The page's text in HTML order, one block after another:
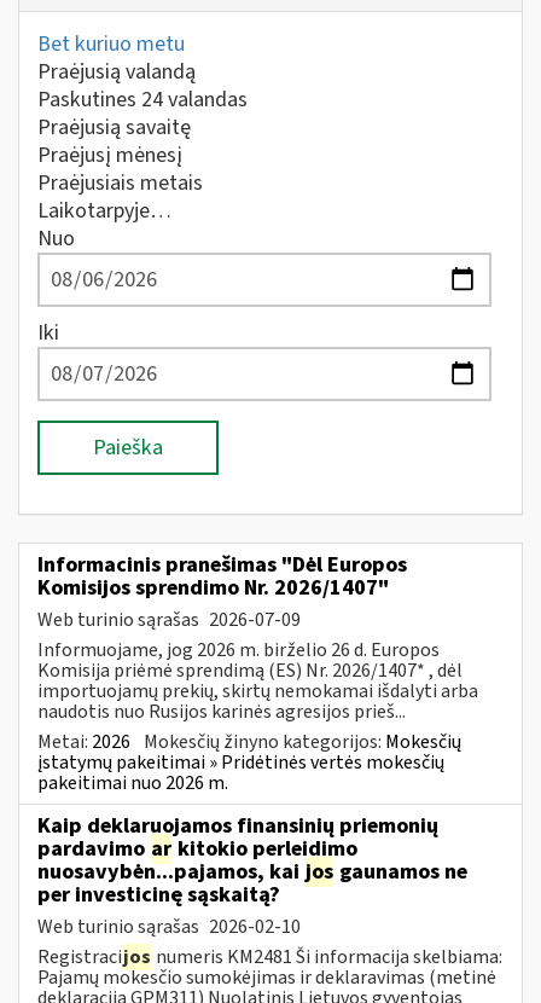
Bet kuriuo metu
Praėjusią valandą
Paskutines 24 valandas
Praėjusią savaitę
Praėjusį mėnesį
Praėjusiais metais
Laikotarpyje…
Nuo
Iki
Paieška
Informacinis pranešimas "Dėl Europos
Komisijos sprendimo Nr. 2026/1407"
Web turinio sąrašas 2026-07-09
Informuojame, jog 2026 m. birželio 26 d. Europos
Komisija priėmė sprendimą (ES) Nr. 2026/1407* , dėl
importuojamų prekių, skirtų nemokamai išdalyti arba
naudotis nuo Rusijos karinės agresijos prieš...
Metai: 2026 Mokesčių žinyno kategorijos: Mokesčių
įstatymų pakeitimai » Pridėtinės vertės mokesčių
pakeitimai nuo 2026 m.
Kaip deklaruojamos finansinių priemonių
pardavimo ar kitokio perleidimo
nuosavybėn...pajamos, kai jos gaunamos ne
per investicinę sąskaitą?
Web turinio sąrašas 2026-02-10
Registracijos numeris KM2481 Ši informacija skelbiama:
Pajamų mokesčio sumokėjimas ir deklaravimas (metinė
deklaracija GPM311) Nuolatinis Lietuvos gyventojas